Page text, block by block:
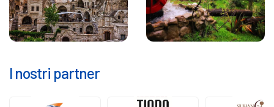
I nostri partner